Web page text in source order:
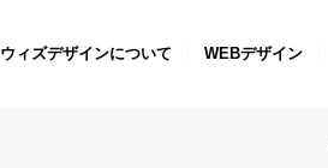
ウィズデザインについて WEBデザイン